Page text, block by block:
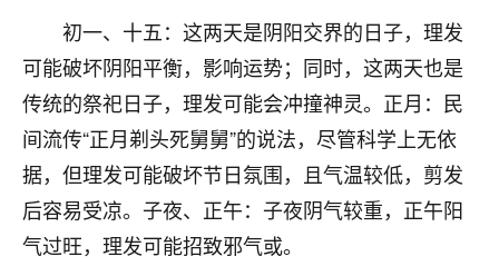
初一、十五：这两天是阴阳交界的日子，理发
可能破坏阴阳平衡，影响运势；同时，这两天也是
传统的祭祀日子，理发可能会冲撞神灵。正月：民
间流传“正月剃头死舅舅”的说法，尽管科学上无依
据，但理发可能破坏节日氛围，且气温较低，剪发
后容易受凉。子夜、正午：子夜阴气较重，正午阳
气过旺，理发可能招致邪气或。
1天前 来自江西 12
青春168
我也想要，我也想要！
2天前 来自山西 15
Jessica李
老师做不做超度法事？我想给我奶奶做超度，她今年
刚去世了。